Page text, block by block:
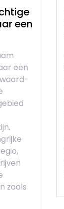
een
een
zoals